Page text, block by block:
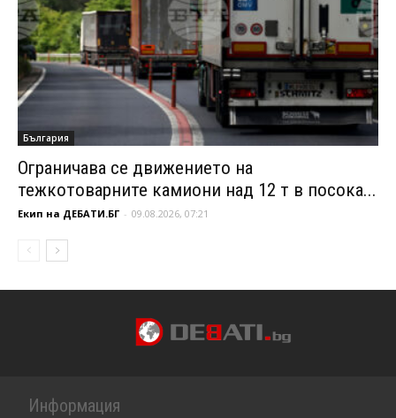
България
Ограничава се движението на
тежкотоварните камиони над 12 т в посока...
Екип на ДЕБАТИ.БГ - 09.08.2026, 07:21
Информация